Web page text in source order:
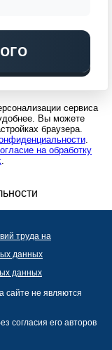
сервиса
Вы можете
браузера.
.
на обработку
.
труда на
данных
данных
не являются
согласия его авторов